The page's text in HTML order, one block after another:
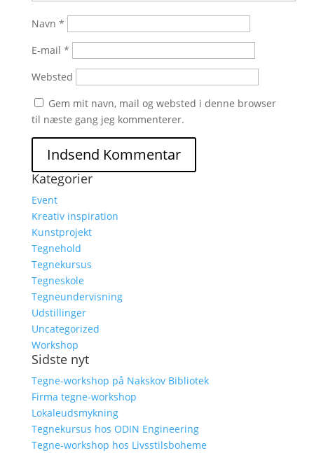
Navn *
E-mail *
Websted
Gem mit navn, mail og websted i denne browser
til næste gang jeg kommenterer.
Kategorier
Event
Kreativ inspiration
Kunstprojekt
Tegnehold
Tegnekursus
Tegneskole
Tegneundervisning
Udstillinger
Uncategorized
Workshop
Sidste nyt
Tegne-workshop på Nakskov Bibliotek
Firma tegne-workshop
Lokaleudsmykning
Tegnekursus hos ODIN Engineering
Tegne-workshop hos Livsstilsboheme